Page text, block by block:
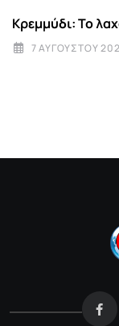
Κρεμμύδι: Το
7 ΑΥΓΟΎΣΤΟΥ